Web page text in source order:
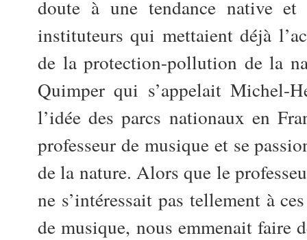
doute à une tendance native et
instituteurs qui mettaient déjà
de la protection-pollution de la
Quimper qui s’appelait Michel-
l’idée des parcs nationaux en
professeur de musique et se
de la nature. Alors que le
ne s’intéressait pas tellement à
de musique, nous emmenait faire